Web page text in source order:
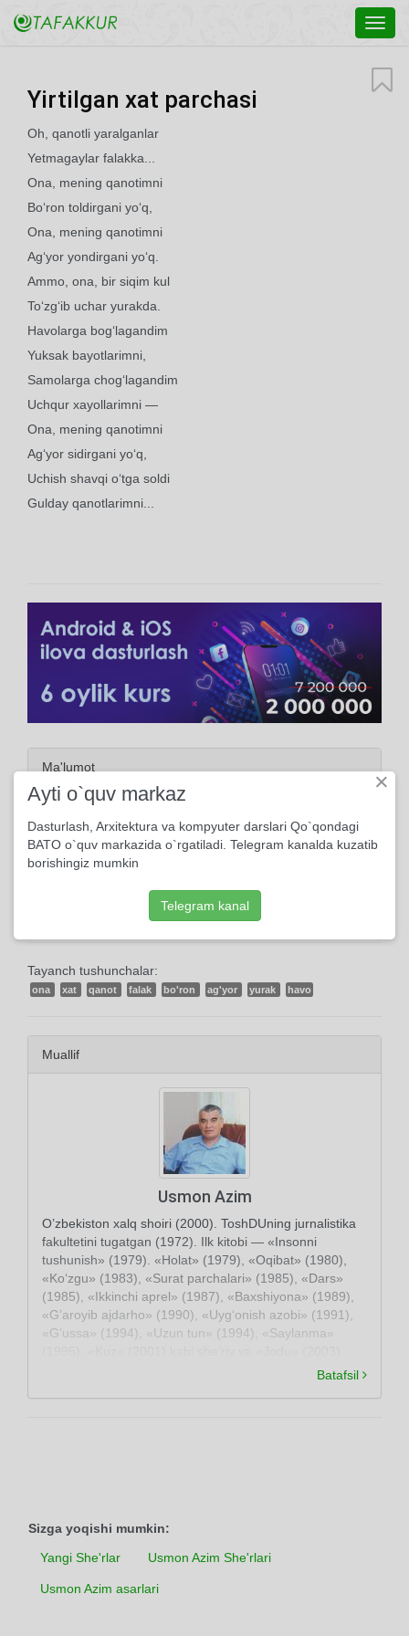
Yirtilgan xat parchasi
Oh, qanotli yaralganlar
Yetmagaylar falakka...
Ona, mening qanotimni
Bo‘ron toldirgani yo‘q,
Ona, mening qanotimni
Ag‘yor yondirgani yo‘q.
Ammo, ona, bir siqim kul
To‘zg‘ib uchar yurakda.
Havolarga bog‘lagandim
Yuksak bayotlarimni,
Samolarga chog‘lagandim
Uchqur xayollarimni —
Ona, mening qanotimni
Ag‘yor sidirgani yo‘q,
Uchish shavqi o‘tga soldi
Gulday qanotlarimni...
Ma'lumot
2022, 23-Aprelda yuklangan
118 marta ko'rildi
Tayanch tushunchalar:
ona xat qanot falak bo'ron ag'yor yurak havo
Muallif
Usmon Azim
O’zbekiston xalq shoiri (2000). ToshDUning jurnalistika
fakultetini tugatgan (1972). Ilk kitobi — «Insonni
tushunish» (1979). «Holat» (1979), «Oqibat» (1980),
«Ko‘zgu» (1983), «Surat parchalari» (1985), «Dars»
(1985), «Ikkinchi aprel» (1987), «Baxshiyona» (1989),
«G’aroyib ajdarho» (1990), «Uyg‘onish azobi» (1991),
«G’ussa» (1994), «Uzun tun» (1994), «Saylanma»
nasriy to‘plamlari nashr etilgan. Dramalar ham yozgan
Batafsil
Sizga yoqishi mumkin:
Yangi She'rlar
Usmon Azim She'rlari
Usmon Azim asarlari
×
Ayti o`quv markaz
Dasturlash, Arxitektura va kompyuter darslari Qo`qondagi
BATO o`quv markazida o`rgatiladi. Telegram kanalda kuzatib
borishingiz mumkin
Telegram kanal